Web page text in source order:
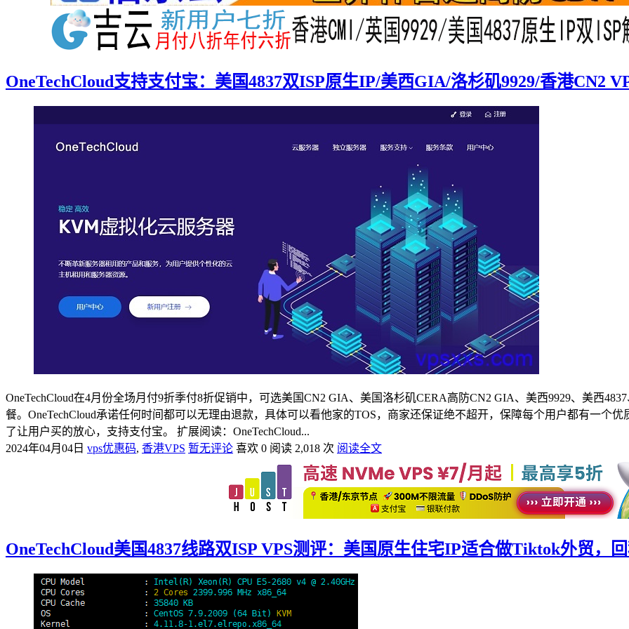
OneTechCloud支持支付宝：美国4837双ISP原生IP/美西GIA/洛杉矶9929/香港CN2
OneTechCloud在4月份全场月付9折季付8折促销中，可选美国CN2 GIA、美国洛杉矶CERA高防CN2 GIA、美西9929、美西
餐。OneTechCloud承诺任何时间都可以无理由退款，具体可以看他家的TOS，商家还保证绝不超开，保障每个用户都有一个
了让用户买的放心，支持支付宝。 扩展阅读：OneTechCloud...
2024年04月04日 vps优惠码, 香港VPS 暂无评论 喜欢 0 阅读 2,018 次 阅读全文
OneTechCloud美国4837线路双ISP VPS测评：美国原生住宅IP适合做Tiktok外贸，